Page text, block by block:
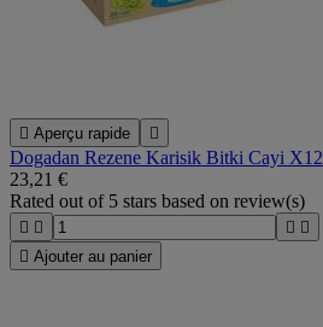
 Aperçu rapide 
Dogadan Rezene Karisik Bitki Cayi X12
23,21 €
Rated out of 5 stars based on review(s)
   
 Ajouter au panier